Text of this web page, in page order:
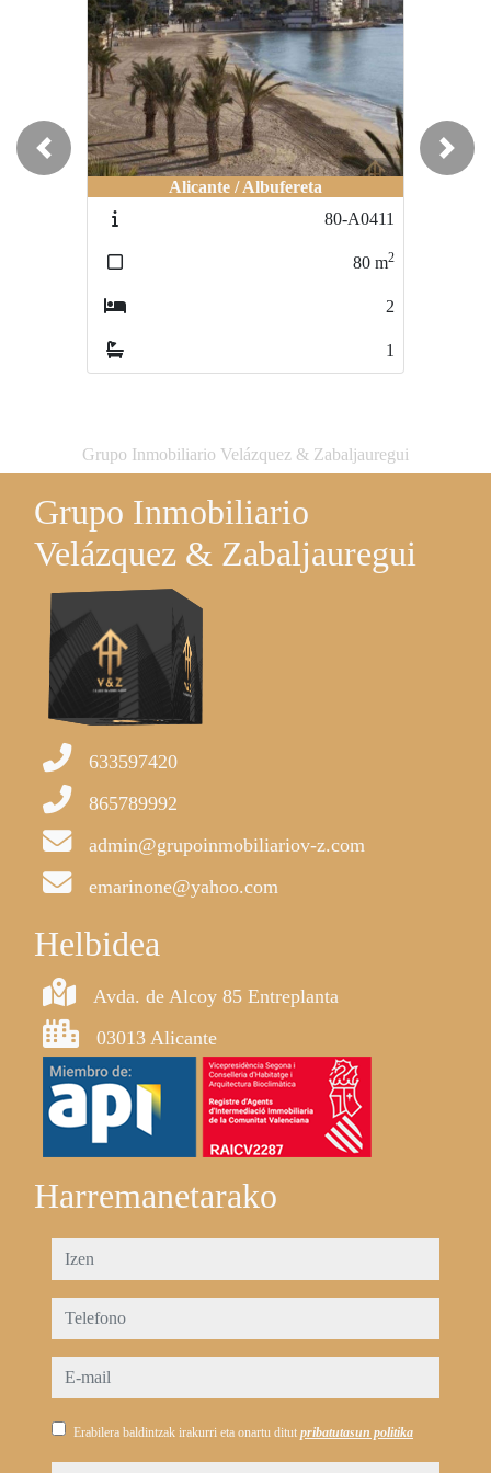
Alicante / Albufereta
80-A0411
Alicante / El Campello
80-B0047
Previous Next
Grupo Inmobiliario Velázquez & Zabaljauregui
Grupo Inmobiliario
Velázquez & Zabaljauregui
633597420
865789992
admin@grupoinmobiliariov-z.com
emarinone@yahoo.com
Helbidea
Avda. de Alcoy 85 Entreplanta
03013 Alicante
Harremanetarako
izen
telefono
e-mail
Erabilera baldintzak irakurri eta onartu ditut pribatutasun politika